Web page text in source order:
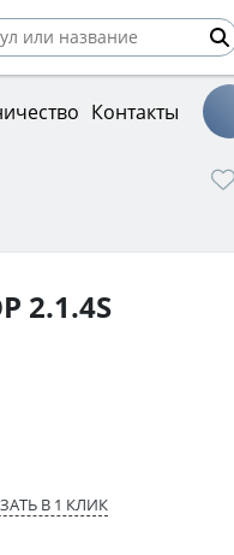
Контакты
2.1.4S
В 1 КЛИК